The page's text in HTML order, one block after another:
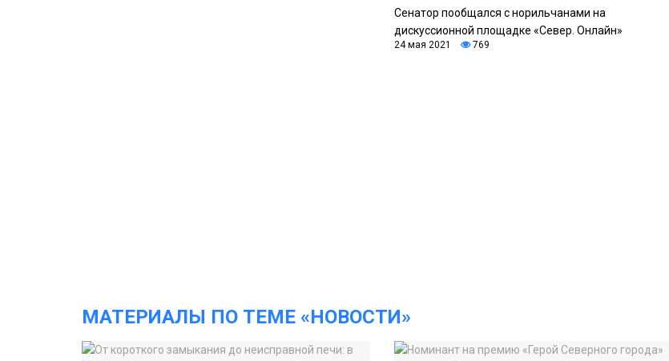
Сенатор пообщался с норильчанами на
дискуссионной площадке «Север. Онлайн»
24 мая 2021 769
МАТЕРИАЛЫ ПО ТЕМЕ «НОВОСТИ»